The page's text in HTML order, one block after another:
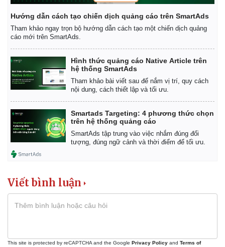
Hướng dẫn cách tạo chiến dịch quảng cáo trên SmartAds
Tham khảo ngay trọn bộ hướng dẫn cách tạo một chiến dịch quảng
cáo mới trên SmartAds.
Hình thức quảng cáo Native Article trên
hệ thống SmartAds
Tham khảo bài viết sau để nắm vị trí, quy cách
nội dung, cách thiết lập và tối ưu.
Smartads Targeting: 4 phương thức chọn
trên hệ thống quảng cáo
SmartAds tập trung vào việc nhắm đúng đối
tượng, đúng ngữ cảnh và thời điểm để tối ưu.
Viết bình luận
This site is protected by reCAPTCHA and the Google Privacy Policy and Terms of